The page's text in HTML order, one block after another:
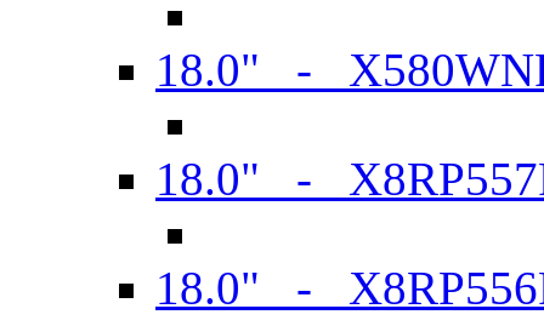
18.0" -
18.0" -
18.0" -